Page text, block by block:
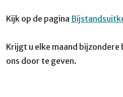
Kijk op de pagina
Krijgt u elke maand
ons door te geven.